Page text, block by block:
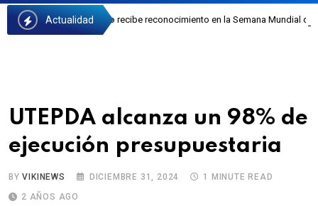
Actualidad
Castillo recibe reconocimiento en la Semana Mundial de la Lactancia
UTEPDA alcanza un 98% de
ejecución presupuestaria
BYVIKINEWS DICIEMBRE 31, 2024
1 MINUTE READ
2 AÑOS AGO